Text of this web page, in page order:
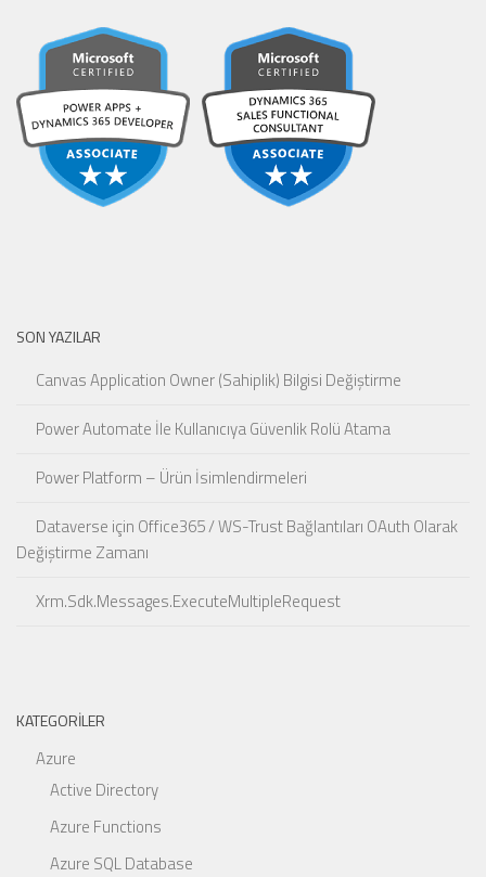
SON YAZILAR
Canvas Application Owner (Sahiplik) Bilgisi Değiştirme
Power Automate İle Kullanıcıya Güvenlik Rolü Atama
Power Platform – Ürün İsimlendirmeleri
Dataverse için Office365 / WS-Trust Bağlantıları OAuth Olarak
Değiştirme Zamanı
Xrm.Sdk.Messages.ExecuteMultipleRequest
KATEGORILER
Azure
Active Directory
Azure Functions
Azure SQL Database